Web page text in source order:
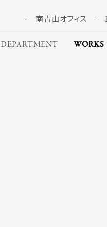
南青山オフィス
DEPARTMENT WORKS